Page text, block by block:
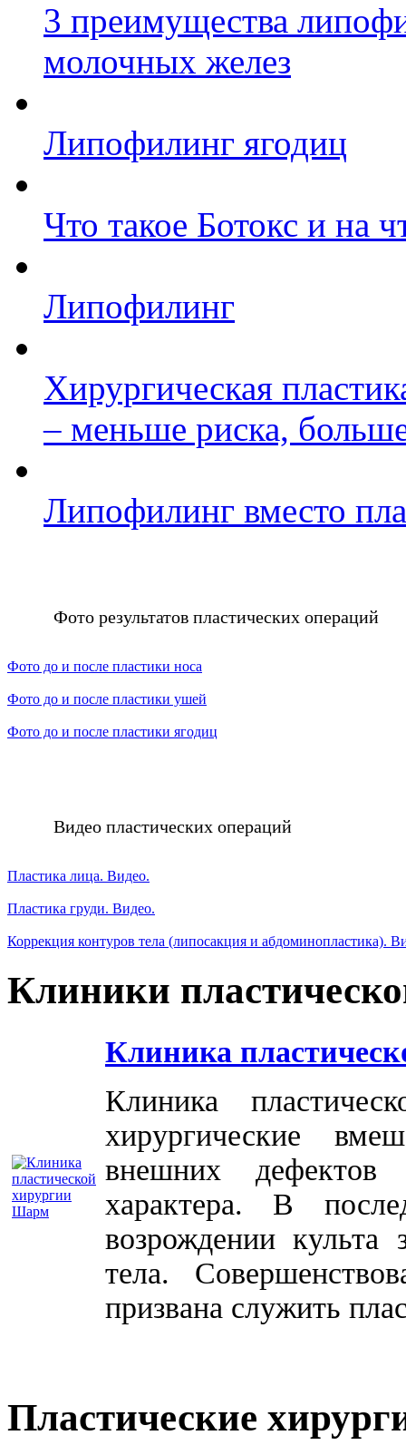
3 преимущества
молочных желез
Липофилинг ягодиц
Что такое Ботокс и на
Липофилинг
Хирургическая
– меньше риска, больше
Липофилинг вместо
Фото результатов пластических операций
Фото до и после пластики носа
Фото до и после пластики ушей
Фото до и после пластики ягодиц
Видео пластических операций
Пластика лица. Видео.
Пластика груди. Видео.
Коррекция контуров тела (липосакция и абдоминопластика).
Клиники
Клиника
Клиника
хирургические
внешних дефектов
характера. В
возрождении культа
тела.
призвана служить
Пластические